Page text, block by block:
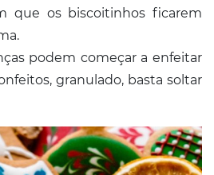
que os biscoitinhos ficarem
podem começar a enfeitar
granulado, basta soltar